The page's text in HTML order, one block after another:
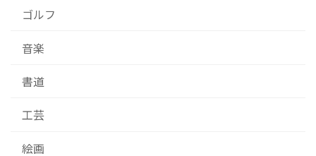
ゴルフ
音楽
書道
工芸
絵画